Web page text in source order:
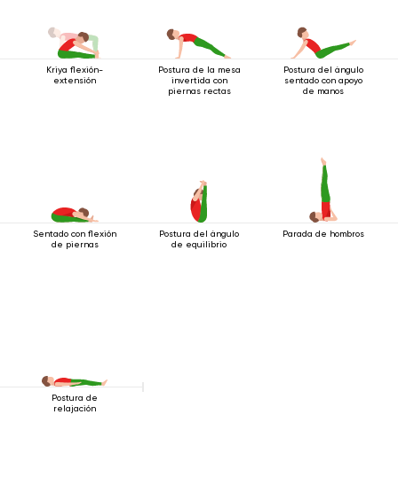
Kriya flexión-
extensión
Postura de la mesa
invertida con
piernas rectas
Postura del ángulo
sentado con apoyo
de manos
Sentado con flexión
de piernas
Postura del ángulo
de equilibrio
Parada de hombros
Postura de
relajación